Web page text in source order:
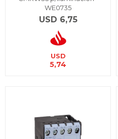
WE0735
USD 6,75
USD
5,74